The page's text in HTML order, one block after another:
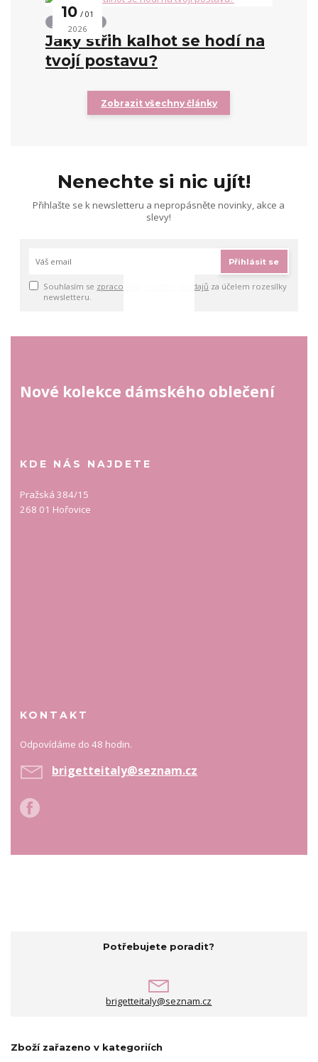
10 01
2026
Jaký střih kalhot se hodí na
tvojí postavu?
Zobrazit všechny články
Nenechte si nic ujít!
Přihlašte se k newsletteru a nepropásněte novinky, akce a
slevy!
Přihlásit se
Souhlasím se zpracováním osobních údajů za účelem rozesílky
newsletteru.
Nové kolekce dámského oblečení
KDE NÁS NAJDETE
Pražská 384/15
268 01 Hořovice
KONTAKT
Odpovídáme do 48 hodin.
brigetteitaly@seznam.cz
Potřebujete poradit?
brigetteitaly@seznam.cz
Zboží zařazeno v kategoriích